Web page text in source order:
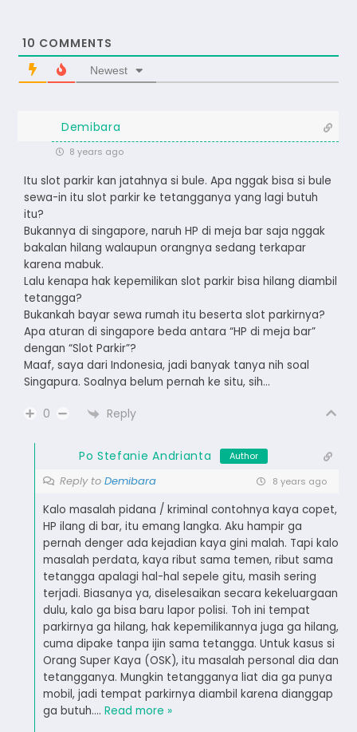
10 COMMENTS
Newest
Demibara
8 years ago
Itu slot parkir kan jatahnya si bule. Apa nggak bisa si bule
sewa-in itu slot parkir ke tetangganya yang lagi butuh
itu?
Bukannya di singapore, naruh HP di meja bar saja nggak
bakalan hilang walaupun orangnya sedang terkapar
karena mabuk.
Lalu kenapa hak kepemilikan slot parkir bisa hilang diambil
tetangga?
Bukankah bayar sewa rumah itu beserta slot parkirnya?
Apa aturan di singapore beda antara “HP di meja bar”
dengan “Slot Parkir”?
Maaf, saya dari Indonesia, jadi banyak tanya nih soal
Singapura. Soalnya belum pernah ke situ, sih…
0 Reply
Po Stefanie Andrianta Author
Reply to Demibara 8 years ago
Kalo masalah pidana / kriminal contohnya kaya copet,
HP ilang di bar, itu emang langka. Aku hampir ga
pernah denger ada kejadian kaya gini malah. Tapi kalo
masalah perdata, kaya ribut sama temen, ribut sama
tetangga apalagi hal-hal sepele gitu, masih sering
terjadi. Biasanya ya, diselesaikan secara kekeluargaan
dulu, kalo ga bisa baru lapor polisi. Toh ini tempat
parkirnya ga hilang, hak kepemilikannya juga ga hilang,
cuma dipake tanpa ijin sama tetangga. Untuk kasus si
Orang Super Kaya (OSK), itu masalah personal dia dan
tetangganya. Mungkin tetangganya liat dia ga punya
mobil, jadi tempat parkirnya diambil karena dianggap
ga butuh.… Read more »